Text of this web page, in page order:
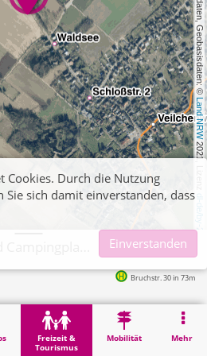
, Kartendaten, Geobasisdaten: ©
Land NRW
2021, Lizenz
dl-de/by-2-0
Freizeit &
Tourismus
Mobilität Mehr
Bruchstr. 30 in 73m
Wassenberg, Effeld Campingplatz Effelder Waldsee
Cookies. Durch die Nutzung
Sie sich damit einverstanden, dass
Einverstanden